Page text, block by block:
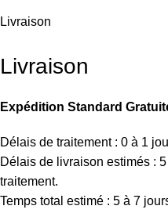
Livraison
Livraison
Expédition Standard
Délais de traitement : 0 à 1
Délais de livraison estimés :
traitement.
Temps total estimé : 5 à 7